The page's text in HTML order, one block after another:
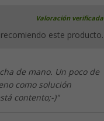
Valoración verificada
recomiendo este producto.
de mano. Un poco de
como solución
contento;-)"